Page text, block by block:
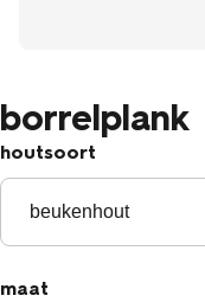
borrelplank
houtsoort
maat